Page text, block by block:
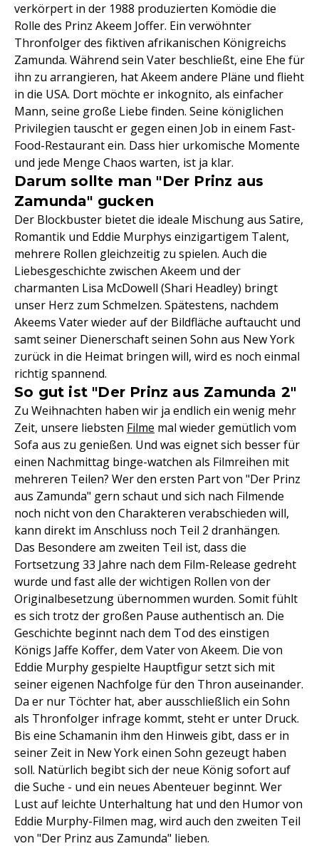
verkörpert in der 1988 produzierten Komödie die
Rolle des Prinz Akeem Joffer. Ein verwöhnter
Thronfolger des fiktiven afrikanischen Königreichs
Zamunda. Während sein Vater beschließt, eine Ehe für
ihn zu arrangieren, hat Akeem andere Pläne und flieht
in die USA. Dort möchte er inkognito, als einfacher
Mann, seine große Liebe finden. Seine königlichen
Privilegien tauscht er gegen einen Job in einem Fast-
Food-Restaurant ein. Dass hier urkomische Momente
und jede Menge Chaos warten, ist ja klar.
Darum sollte man "Der Prinz aus
Zamunda" gucken
Der Blockbuster bietet die ideale Mischung aus Satire,
Romantik und Eddie Murphys einzigartigem Talent,
mehrere Rollen gleichzeitig zu spielen. Auch die
Liebesgeschichte zwischen Akeem und der
charmanten Lisa McDowell (Shari Headley) bringt
unser Herz zum Schmelzen. Spätestens, nachdem
Akeems Vater wieder auf der Bildfläche auftaucht und
samt seiner Dienerschaft seinen Sohn aus New York
zurück in die Heimat bringen will, wird es noch einmal
richtig spannend.
So gut ist "Der Prinz aus Zamunda 2"
Zu Weihnachten haben wir ja endlich ein wenig mehr
Zeit, unsere liebsten Filme mal wieder gemütlich vom
Sofa aus zu genießen. Und was eignet sich besser für
einen Nachmittag binge-watchen als Filmreihen mit
mehreren Teilen? Wer den ersten Part von "Der Prinz
aus Zamunda" gern schaut und sich nach Filmende
noch nicht von den Charakteren verabschieden will,
kann direkt im Anschluss noch Teil 2 dranhängen.
Das Besondere am zweiten Teil ist, dass die
Fortsetzung 33 Jahre nach dem Film-Release gedreht
wurde und fast alle der wichtigen Rollen von der
Originalbesetzung übernommen wurden. Somit fühlt
es sich trotz der großen Pause authentisch an. Die
Geschichte beginnt nach dem Tod des einstigen
Königs Jaffe Koffer, dem Vater von Akeem. Die von
Eddie Murphy gespielte Hauptfigur setzt sich mit
seiner eigenen Nachfolge für den Thron auseinander.
Da er nur Töchter hat, aber ausschließlich ein Sohn
als Thronfolger infrage kommt, steht er unter Druck.
Bis eine Schamanin ihm den Hinweis gibt, dass er in
seiner Zeit in New York einen Sohn gezeugt haben
soll. Natürlich begibt sich der neue König sofort auf
die Suche - und ein neues Abenteuer beginnt. Wer
Lust auf leichte Unterhaltung hat und den Humor von
Eddie Murphy-Filmen mag, wird auch den zweiten Teil
von "Der Prinz aus Zamunda" lieben.